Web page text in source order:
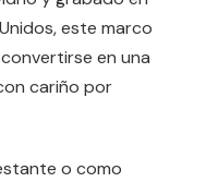
este marco
en una
cariño por
o como